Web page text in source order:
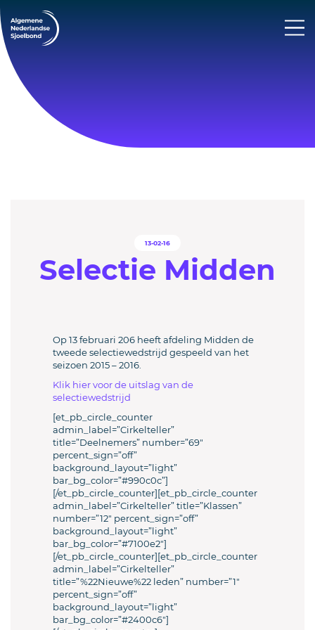
13-02-16
Selectie Midden
Op 13 februari 206 heeft afdeling Midden de
tweede selectiewedstrijd gespeeld van het
seizoen 2015 – 2016.
Klik hier voor de uitslag van de
selectiewedstrijd
[et_pb_circle_counter
admin_label=”Cirkelteller”
title=”Deelnemers” number=”69″
percent_sign=”off”
background_layout=”light”
bar_bg_color=”#990c0c”]
[/et_pb_circle_counter][et_pb_circle_counter
admin_label=”Cirkelteller” title=”Klassen”
number=”12″ percent_sign=”off”
background_layout=”light”
bar_bg_color=”#7100e2″]
[/et_pb_circle_counter][et_pb_circle_counter
admin_label=”Cirkelteller”
title=”%22Nieuwe%22 leden” number=”1″
percent_sign=”off”
background_layout=”light”
bar_bg_color=”#2400c6″]